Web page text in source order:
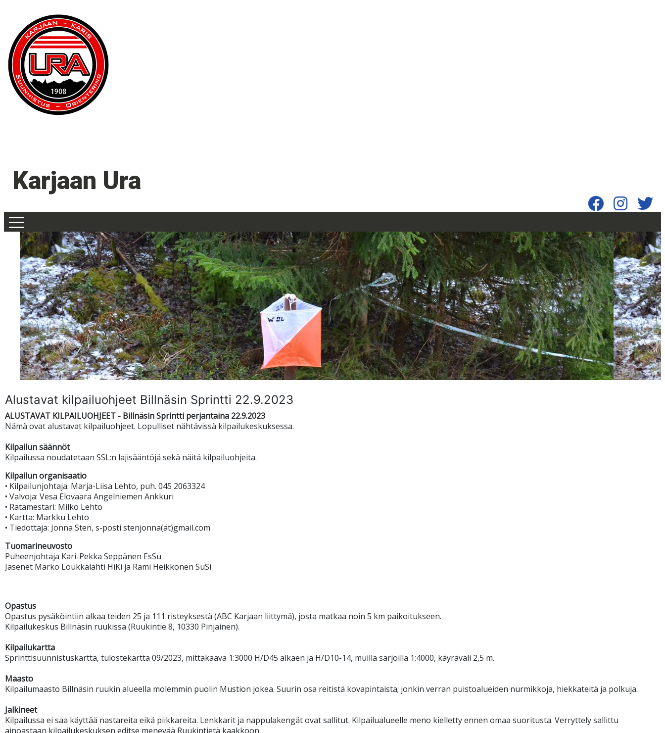
Karjaan Ura
Alustavat kilpailuohjeet Billnäsin Sprintti 22.9.2023
ALUSTAVAT KILPAILUOHJEET - Billnäsin Sprintti perjantaina 22.9.2023
Nämä ovat alustavat kilpailuohjeet. Lopulliset nähtävissä kilpailukeskuksessa.
Kilpailun säännöt
Kilpailussa noudatetaan SSL:n lajisääntöjä sekä näitä kilpailuohjeita.
Kilpailun organisaatio
• Kilpailunjohtaja: Marja-Liisa Lehto, puh. 045 2063324
• Valvoja: Vesa Elovaara Angelniemen Ankkuri
• Ratamestari: Milko Lehto
• Kartta: Markku Lehto
• Tiedottaja: Jonna Sten, s-posti stenjonna(ät)gmail.com
Tuomarineuvosto
Puheenjohtaja Kari-Pekka Seppänen EsSu
Jäsenet Marko Loukkalahti HiKi ja Rami Heikkonen SuSi
Opastus
Opastus pysäköintiin alkaa teiden 25 ja 111 risteyksestä (ABC Karjaan liittymä), josta matkaa noin 5 km paikoitukseen.
Kilpailukeskus Billnäsin ruukissa (Ruukintie 8, 10330 Pinjainen).
Kilpailukartta
Sprinttisuunnistuskartta, tulostekartta 09/2023, mittakaava 1:3000 H/D45 alkaen ja H/D10-14, muilla sarjoilla 1:4000, käyräväli 2,5 m.
Maasto
Kilpailumaasto Billnäsin ruukin alueella molemmin puolin Mustion jokea. Suurin osa reitistä kovapintaista; jonkin verran puistoalueiden nurmikkoja, hiekkateitä ja polkuja.
Jalkineet
Kilpailussa ei saa käyttää nastareita eikä piikkareita. Lenkkarit ja nappulakengät ovat sallitut. Kilpailualueelle meno kielletty ennen omaa suoritusta. Verryttely sallittu
ainoastaan kilpailukeskuksen editse menevää Ruukintietä kaakkoon.